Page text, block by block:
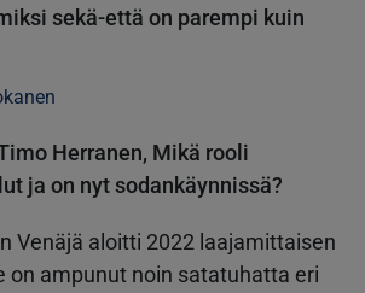
sekä-että on parempi kuin
Herranen, Mikä rooli
ja on nyt sodankäynnissä?
Venäjä aloitti 2022 laajamittaisen
on ampunut noin satatuhatta eri